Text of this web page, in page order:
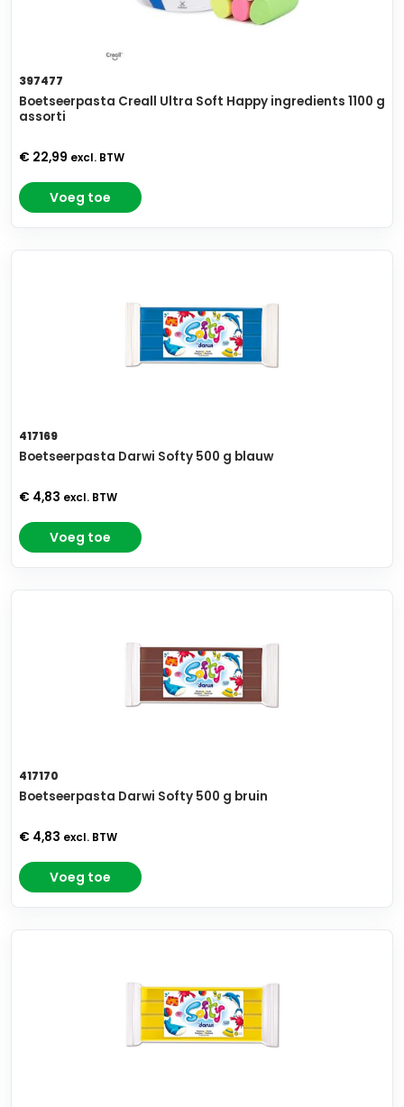
397477
Boetseerpasta Creall Ultra Soft Happy ingredients 1100 g
assorti
€ 22,99 excl. BTW
Voeg toe
417169
Boetseerpasta Darwi Softy 500 g blauw
€ 4,83 excl. BTW
Voeg toe
417170
Boetseerpasta Darwi Softy 500 g bruin
€ 4,83 excl. BTW
Voeg toe